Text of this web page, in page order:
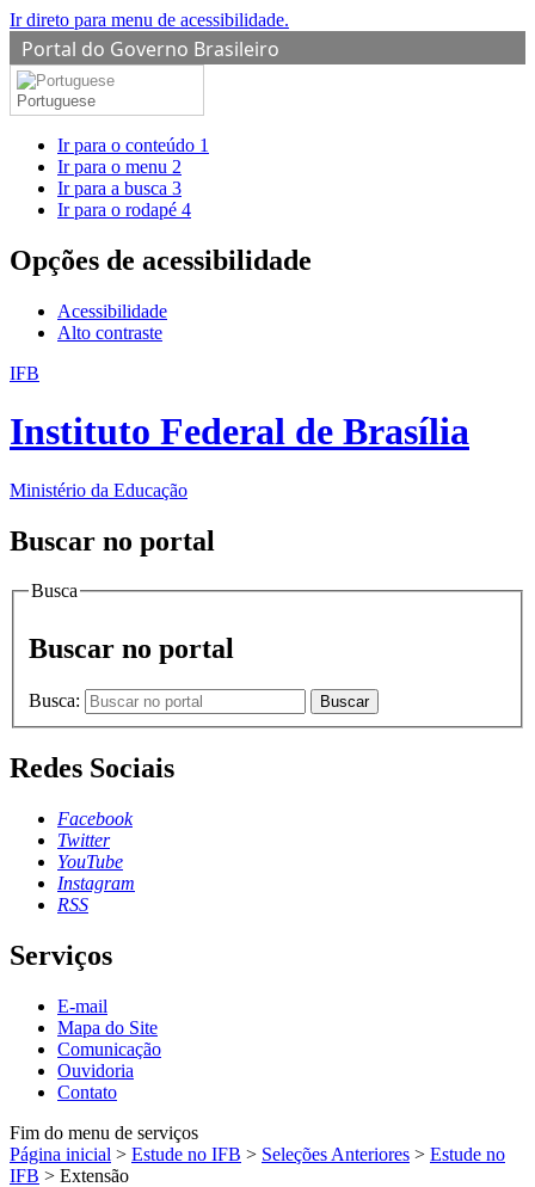
Ir direto para menu de acessibilidade.
Portal do Governo Brasileiro
Portuguese
Ir para o conteúdo 1
Ir para o menu 2
Ir para a busca 3
Ir para o rodapé 4
Opções de acessibilidade
Acessibilidade
Alto contraste
IFB
Instituto Federal de Brasília
Ministério da Educação
Buscar no portal
Busca
Buscar no portal
Busca: Buscar
Redes Sociais
Facebook
Twitter
YouTube
Instagram
RSS
Serviços
E-mail
Mapa do Site
Comunicação
Ouvidoria
Contato
Fim do menu de serviços
Página inicial > Estude no IFB > Seleções Anteriores > Estude no
IFB > Extensão